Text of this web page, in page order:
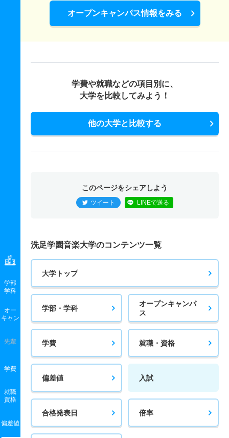
学部
学科
オー
キャン
先輩
学費
就職
資格
偏差値
オープンキャンパス情報をみる
学費や就職などの項目別に、
大学を比較してみよう！
他の大学と比較する
このページをシェアしよう
ツイート LINEで送る
洗足学園音楽大学のコンテンツ一覧
大学トップ
学部・学科
オープンキャンパ
ス
学費 就職・資格
偏差値 入試
合格発表日 倍率